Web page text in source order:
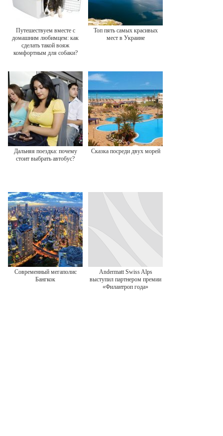
Путешествуем вместе с
домашним любимцем: как
сделать такой вояж
комфортным для собаки?
Топ пять самых красивых
мест в Украине
Дальняя поездка: почему
стоит выбрать автобус?
Сказка посреди двух морей
Современный мегаполис
Бангкок
Andermatt Swiss Alps
выступил партнером премии
«Филантроп года»